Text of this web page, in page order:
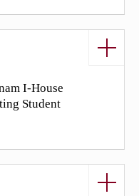
I-House
Student
열기/닫
열기/닫